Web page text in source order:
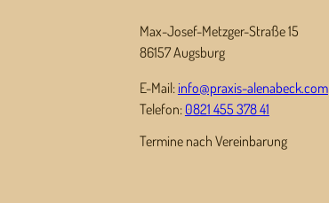
Max-Josef-Metzger-Straße 15
86157 Augsburg
E-Mail: info@praxis-alenabeck.com
Telefon: 0821 455 378 41
Termine nach Vereinbarung